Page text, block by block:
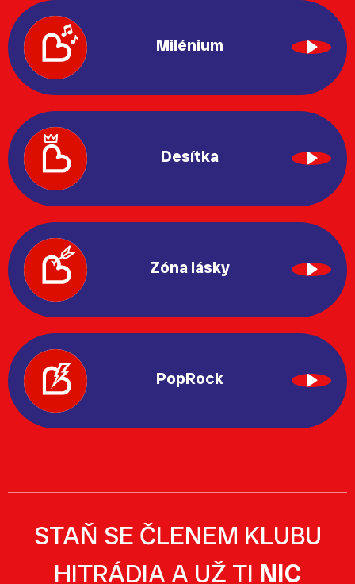
Milénium
Desítka
Zóna lásky
PopRock
STAŇ SE ČLENEM KLUBU
HITRÁDIA A UŽ TI NIC